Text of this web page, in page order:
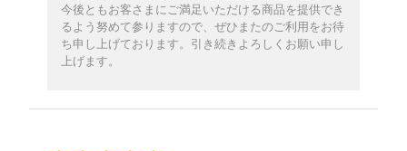
今後ともお客さまにご満足いただける商品を提供でき
るよう努めて参りますので、ぜひまたのご利用をお待
ち申し上げております。引き続きよろしくお願い申し
上げます。